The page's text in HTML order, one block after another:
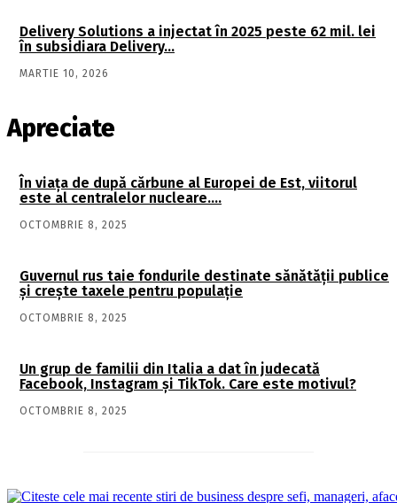
Delivery Solutions a injectat în 2025 peste 62 mil. lei
în subsidiara Delivery…
MARTIE 10, 2026
Apreciate
În viaţa de după cărbune al Europei de Est, viitorul
este al centralelor nucleare….
OCTOMBRIE 8, 2025
Guvernul rus taie fondurile destinate sănătății publice
și crește taxele pentru populație
OCTOMBRIE 8, 2025
Un grup de familii din Italia a dat în judecată
Facebook, Instagram și TikTok. Care este motivul?
OCTOMBRIE 8, 2025